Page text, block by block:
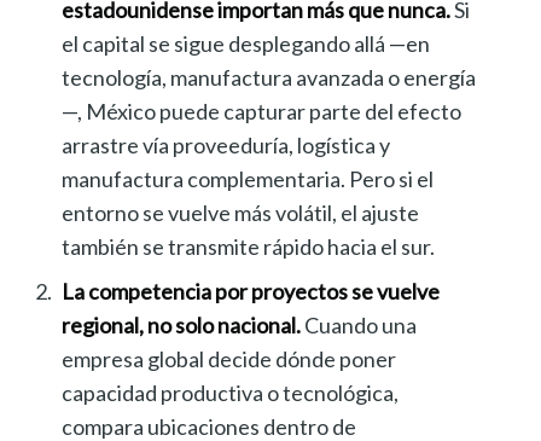
estadounidense importan más que nunca.Si
el capital se sigue desplegando allá —en
tecnología, manufactura avanzada o energía
—, México puede capturar parte del efecto
arrastre vía proveeduría, logística y
manufactura complementaria. Pero si el
entorno se vuelve más volátil, el ajuste
también se transmite rápido hacia el sur.
La competencia por proyectos se vuelve
regional, no solo nacional.Cuando una
empresa global decide dónde poner
capacidad productiva o tecnológica,
compara ubicaciones dentro de